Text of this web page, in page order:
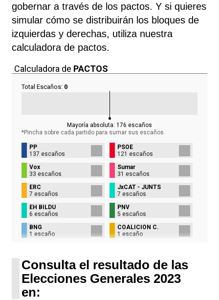
gobernar a través de los pactos. Y si quieres
simular cómo se distribuirán los bloques de
izquierdas y derechas, utiliza nuestra
calculadora de pactos.
Calculadora de PACTOS
Total Escaños: 0
Mayoría absoluta: 176 escaños
*Pincha sobre cada partido para sumar sus escaños
PP
137 escaños
PSOE
121 escaños
Vox
33 escaños
Sumar
31 escaños
ERC
7 escaños
JxCAT - JUNTS
7 escaños
EH BILDU
6 escaños
PNV
5 escaños
BNG
1 escaño
COALICIÓN C.
1 escaño
Consulta el resultado de las
Elecciones Generales 2023
en: